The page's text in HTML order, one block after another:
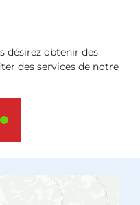
désirez obtenir des
des services de notre